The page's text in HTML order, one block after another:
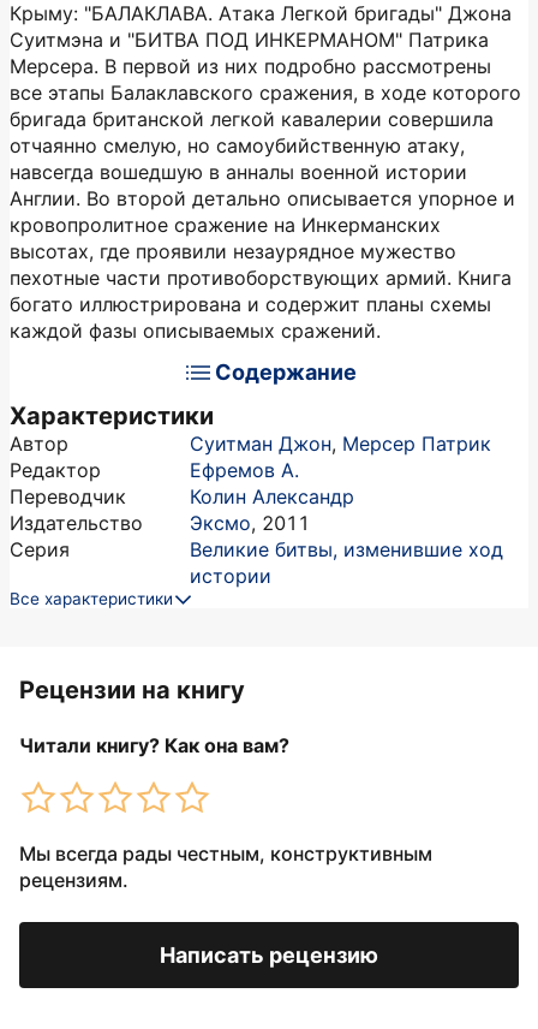
Крыму: "БАЛАКЛАВА. Атака Легкой бригады" Джона
Суитмэна и "БИТВА ПОД ИНКЕРМАНОМ" Патрика
Мерсера. В первой из них подробно рассмотрены
все этапы Балаклавского сражения, в ходе которого
бригада британской легкой кавалерии совершила
отчаянно смелую, но самоубийственную атаку,
навсегда вошедшую в анналы военной истории
Англии. Во второй детально описывается упорное и
кровопролитное сражение на Инкерманских
высотах, где проявили незаурядное мужество
пехотные части противоборствующих армий. Книга
богато иллюстрирована и содержит планы схемы
каждой фазы описываемых сражений.
Содержание
Характеристики
Автор Суитман Джон, Мерсер Патрик
Редактор
Ефремов А.
Переводчик
Колин Александр
Издательство
Эксмо, 2011
Серия
Великие битвы, изменившие ход
истории
Все характеристики
Рецензии на книгу
Читали книгу? Как она вам?
Мы всегда рады честным, конструктивным
рецензиям.
Написать рецензию